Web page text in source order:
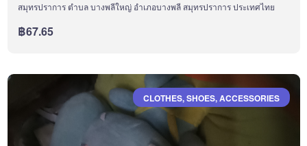
สมุทรปราการ ตำบล บางพลีใหญ่ อำเภอบางพลี สมุทรปราการ ประเทศไทย
฿67.65
CLOTHES, SHOES, ACCESSORIES